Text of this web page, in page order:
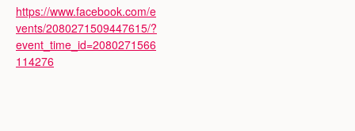
https://www.facebook.com/e
vents/2080271509447615/?
event_time_id=2080271566
114276